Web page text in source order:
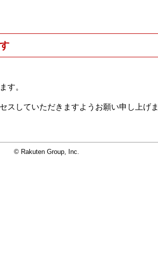
す。
スしていただきますようお願い申し上げ
© Rakuten Group, Inc.